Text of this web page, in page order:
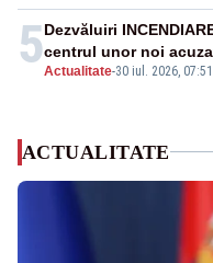
5Actualitate-30 iul. 2026, 07:51
Dezvăluiri
centrul unor noi
ACTUALITATE